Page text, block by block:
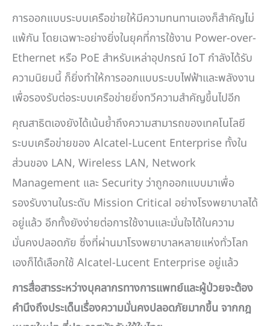
การออกแบบระบบเครือข่ายให้มีความทนทานเองก็สำคัญไม่
แพ้กัน โดยเฉพาะอย่างยิ่งในยุคที่การใช้งาน Power-over-
Ethernet หรือ PoE สำหรับเหล่าอุปกรณ์ IoT กำลังได้รับ
ความนิยมนี้ ก็ยิ่งทำให้การออกแบบระบบไฟฟ้าและพลังงาน
เพื่อรองรับต่อระบบเครือข่ายยิ่งทวีความสำคัญขึ้นไปอีก
คุณสาธิตเองยังได้เน้นย้ำถึงความสามารถของเทคโนโลยี
ระบบเครือข่ายของ Alcatel-Lucent Enterprise ทั้งใน
ส่วนของ LAN, Wireless LAN, Network
Management และ Security ว่าถูกออกแบบมาเพื่อ
รองรับงานในระดับ Mission Critical อย่างโรงพยาบาลได้
อยู่แล้ว อีกทั้งยังง่ายต่อการใช้งานและมั่นใจได้ในความ
มั่นคงปลอดภัย ซึ่งที่ผ่านมาโรงพยาบาลหลายแห่งทั่วโลก
เองก็ได้เลือกใช้ Alcatel-Lucent Enterprise อยู่แล้ว
การสื่อสารระหว่างบุคลากรทางการแพทย์และผู้ป่วยจะต้อง
คำนึงถึงประเด็นเรื่องความมั่นคงปลอดภัยมากขึ้น จากกฎ